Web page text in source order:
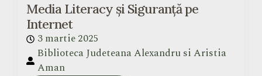
Media Literacy și Siguranță pe
Internet
3 martie 2025
Biblioteca Judeteana Alexandru si Aristia
Aman